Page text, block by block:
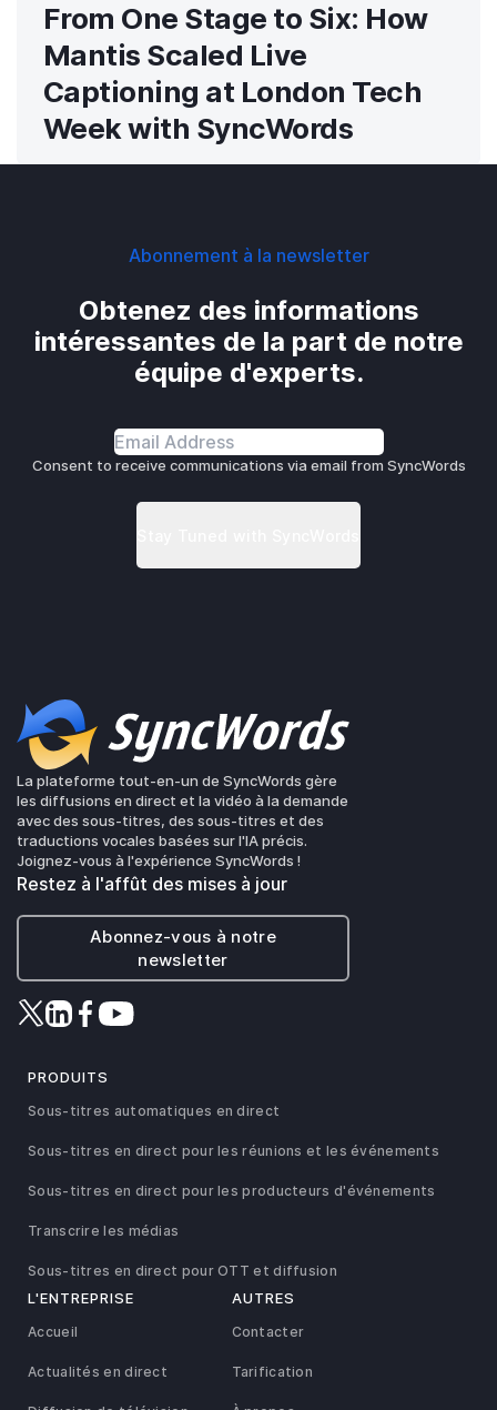
From One Stage to Six: How
Mantis Scaled Live
Captioning at London Tech
Week with SyncWords
Abonnement à la newsletter
Obtenez des informations
intéressantes de la part de notre
équipe d'experts.
Consent to receive communications via email from SyncWords
La plateforme tout-en-un de SyncWords gère
les diffusions en direct et la vidéo à la demande
avec des sous-titres, des sous-titres et des
traductions vocales basées sur l'IA précis.
Joignez-vous à l'expérience SyncWords !
Restez à l'affût des mises à jour
Abonnez-vous à notre
newsletter
PRODUITS
Sous-titres automatiques en direct
Sous-titres en direct pour les réunions et les événements
Sous-titres en direct pour les producteurs d'événements
Transcrire les médias
Sous-titres en direct pour OTT et diffusion
L'ENTREPRISE
Accueil
Actualités en direct
AUTRES
Contacter
Tarification